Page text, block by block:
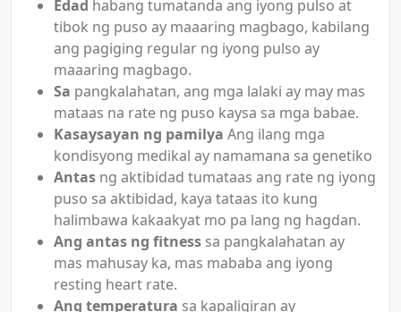
Edad habang tumatanda ang iyong pulso at
tibok ng puso ay maaaring magbago, kabilang
ang pagiging regular ng iyong pulso ay
maaaring magbago.
Sa pangkalahatan, ang mga lalaki ay may mas
mataas na rate ng puso kaysa sa mga babae.
Kasaysayan ng pamilya Ang ilang mga
kondisyong medikal ay namamana sa genetiko
Antas ng aktibidad tumataas ang rate ng iyong
puso sa aktibidad, kaya tataas ito kung
halimbawa kakaakyat mo pa lang ng hagdan.
Ang antas ng fitness sa pangkalahatan ay
mas mahusay ka, mas mababa ang iyong
resting heart rate.
Ang temperatura sa kapaligiran ay